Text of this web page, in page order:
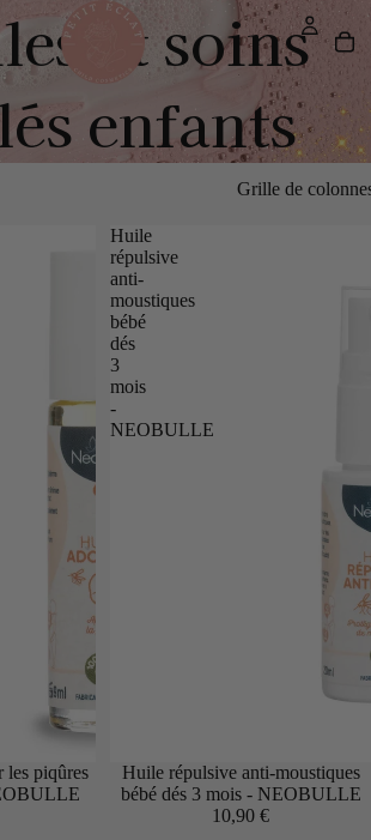
et soins
enfants
Grille de
les piqûres
Huile
répulsive
anti-
moustiques
bébé
dés
3
mois
-
NEOBULLE
Huile répulsive anti-moustiques
bébé dés 3 mois - NEOBULLE
10,90 €